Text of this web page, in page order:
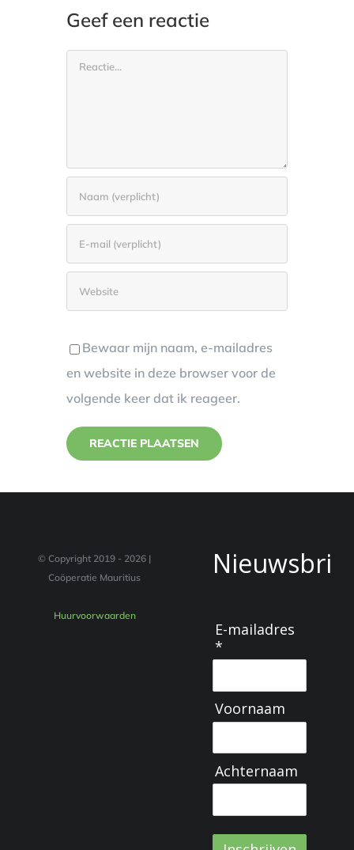
Geef een reactie
Reactie
Bewaar mijn naam, e-mailadres
en website in deze browser voor de
volgende keer dat ik reageer.
© Copyright 2019 - 2026 |
Coöperatie Mauritius
Huurvoorwaarden
E-mailadres
*
Voornaam
Achternaam